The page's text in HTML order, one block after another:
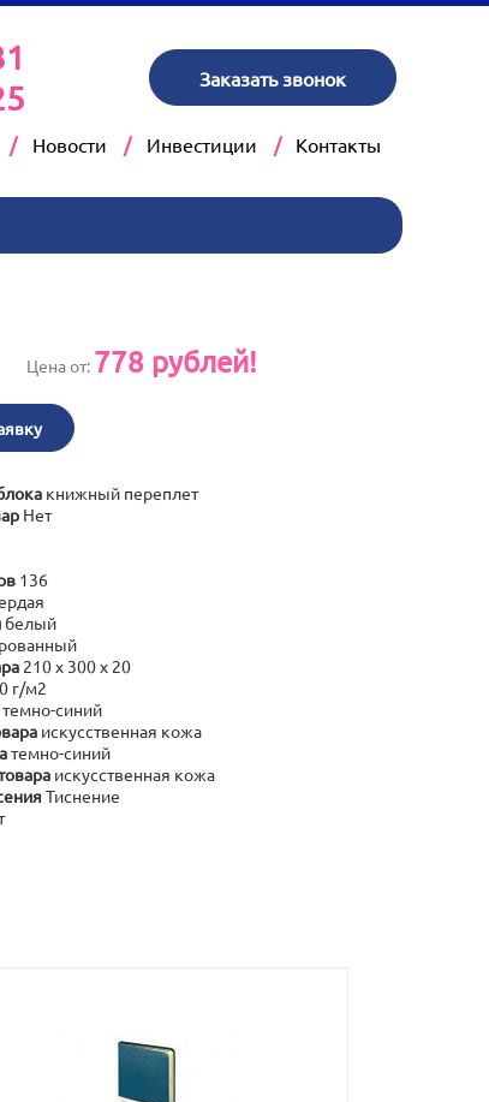
Заказать звонок
Новости Инвестиции Контакты
Цена от: 778рублей!
книжный переплет
Нет
136
белый
210 х 300 х 20
г/м2
темно-синий
искусственная кожа
темно-синий
искусственная кожа
Тиснение